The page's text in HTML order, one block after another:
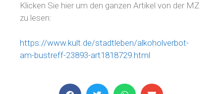
Klicken Sie hier um den ganzen Artikel von der MZ
zu lesen:
https://www.kult.de/stadtleben/alkoholverbot-
am-bustreff-23893-art1818729.html